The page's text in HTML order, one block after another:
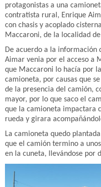
protagonistas a una
contratista rural, Enrique
con chasis y acoplado
Maccaroni, de la localidad
De acuerdo a la información
Aimar venia por el acceso a
que Maccaroni lo hacía por
camioneta, por causas que
de la presencia del camión,
mayor, por lo que saco el
que la camioneta impactara
rueda y girara
La camioneta quedo
que el camión termino a
en la cuneta, llevándose por